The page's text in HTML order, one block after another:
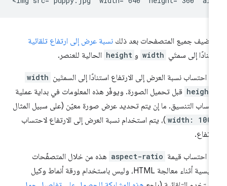
جميع المتصفحات بعد ذلكنسبة عرض إلى ارتفاع تلقائية
إلى سمتَي width و height الحالية للعنصر.
احتساب نسبة العرض إلى الارتفاع استنادًا إلى السمتَين width
height قبل تحميل الصورة. ويوفّر هذه المعلومات في بداية عملية
التنسيق. ما إن يتم تحديد عرض صورة معيّن (على سبيل المثال
width: )، يتم استخدام نسبة العرض إلى الارتفاع لاحتساب
احتساب قيمة aspect-ratio هذه من خلال المتصفّحات
الرئيسية أثناء معالجة HTML، وليس باستخدام ورقة أنماط وكيل